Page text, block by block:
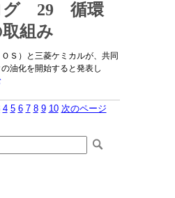
グ 29 循環
組み
Ｓ）と三菱ケミカルが、共同
油化を開始すると発表し
4 5 6 7 8 9 10 次のページ